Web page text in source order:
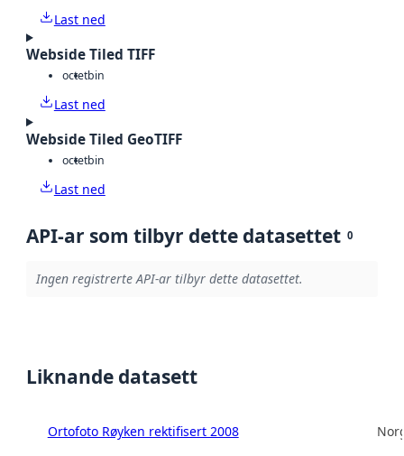
Last ned
Webside Tiled TIFF
octetbin
Last ned
Webside Tiled GeoTIFF
octetbin
Last ned
API-ar som tilbyr dette datasettet 0
Ingen registrerte API-ar tilbyr dette datasettet.
Liknande datasett
Ortofoto Røyken rektifisert 2008